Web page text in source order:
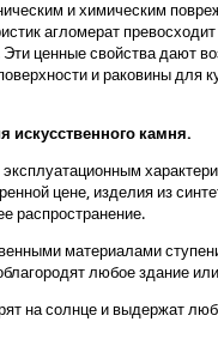
и химическим
агломерат
ценные свойства дают
и раковины для
искусственного камня.
цене, изделия из
распространение.
материалами
любое здание
на солнце и выдержат